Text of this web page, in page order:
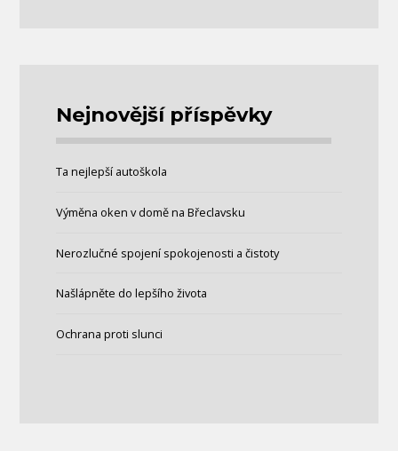
Nejnovější příspěvky
Ta nejlepší autoškola
Výměna oken v domě na Břeclavsku
Nerozlučné spojení spokojenosti a čistoty
Našlápněte do lepšího života
Ochrana proti slunci